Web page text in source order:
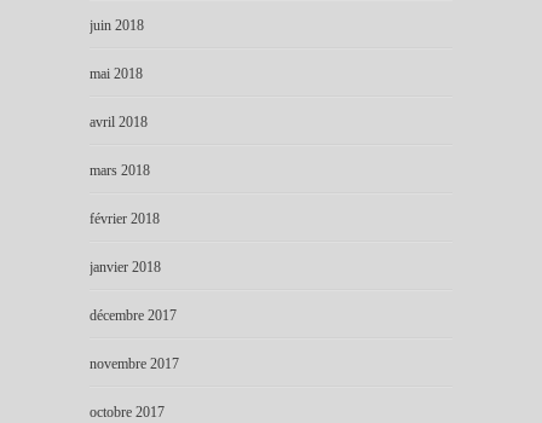
juin 2018
mai 2018
avril 2018
mars 2018
février 2018
janvier 2018
décembre 2017
novembre 2017
octobre 2017